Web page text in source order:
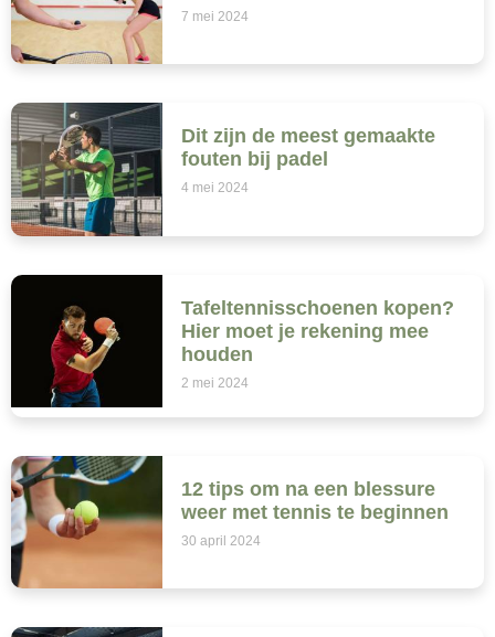
7 mei 2024
Dit zijn de meest gemaakte
fouten bij padel
4 mei 2024
Tafeltennisschoenen kopen?
Hier moet je rekening mee
houden
2 mei 2024
12 tips om na een blessure
weer met tennis te beginnen
30 april 2024